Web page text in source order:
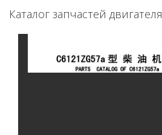
Каталог запчастей двигателя